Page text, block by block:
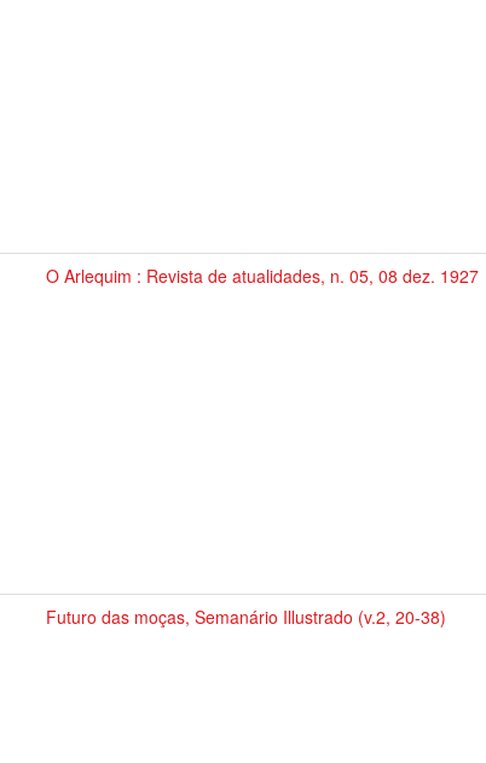
O Arlequim : Revista de atualidades, n. 05, 08 dez. 1927
Futuro das moças, Semanário Illustrado (v.2, 20-38)